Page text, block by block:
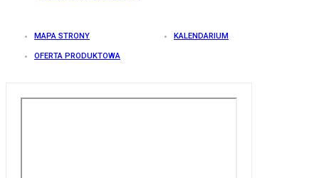
MAPA STRONY KALENDARIUM
OFERTA PRODUKTOWA